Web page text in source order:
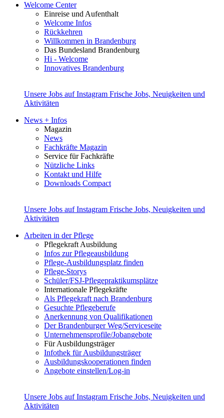
Welcome Center
Einreise und Aufenthalt
Welcome Infos
Rückkehren
Willkommen in Brandenburg
Das Bundesland Brandenburg
Hi - Welcome
Innovatives Brandenburg
Unsere Jobs auf Instagram Frische Jobs, Neuigkeiten und
Aktivitäten
News + Infos
Magazin
News
Fachkräfte Magazin
Service für Fachkräfte
Nützliche Links
Kontakt und Hilfe
Downloads Compact
Unsere Jobs auf Instagram Frische Jobs, Neuigkeiten und
Aktivitäten
Arbeiten in der Pflege
Pflegekraft Ausbildung
Infos zur Pflegeausbildung
Pflege-Ausbildungsplatz finden
Pflege-Storys
Schüler/FSJ-Pflegepraktikumsplätze
Internationale Pflegekräfte
Als Pflegekraft nach Brandenburg
Gesuchte Pflegeberufe
Anerkennung von Qualifikationen
Der Brandenburger Weg/Serviceseite
Unternehmensprofile/Jobangebote
Für Ausbildungsträger
Infothek für Ausbildungsträger
Ausbildungskooperationen finden
Angebote einstellen/Log-in
Unsere Jobs auf Instagram Frische Jobs, Neuigkeiten und
Aktivitäten